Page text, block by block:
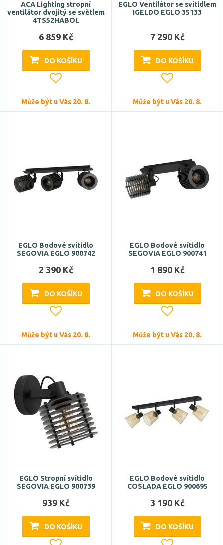
ACA Lighting stropní
ventilátor dvojitý se světlem
4TS52HABOL
6 859 Kč
DO KOŠÍKU
Může být u Vás 20. 8.
EGLO Ventilátor se svítidlem
IGELDO EGLO 35133
7 290 Kč
DO KOŠÍKU
Může být u Vás 20. 8.
EGLO Bodové svítidlo
SEGOVIA EGLO 900742
2 390 Kč
DO KOŠÍKU
Může být u Vás 20. 8.
EGLO Bodové svítidlo
SEGOVIA EGLO 900741
1 890 Kč
DO KOŠÍKU
Může být u Vás 20. 8.
EGLO Stropní svítidlo
SEGOVIA EGLO 900739
939 Kč
DO KOŠÍKU
EGLO Bodové svítidlo
COSLADA EGLO 900695
3 190 Kč
DO KOŠÍKU